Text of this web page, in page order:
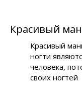
Красивый
Красивый
ногти
человека,
своих ногтей